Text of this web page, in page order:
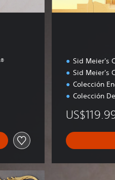
Sid Meier's
Sid Meier's
Colección
Colección